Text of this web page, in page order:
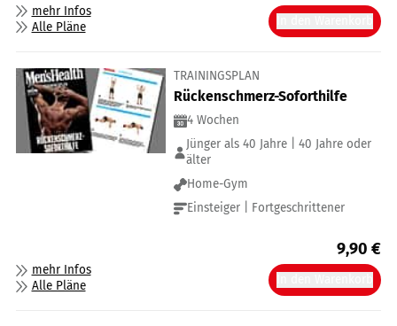
mehr Infos
Alle Pläne
TRAININGSPLAN
Rückenschmerz-Soforthilfe
4 Wochen
Jünger als 40 Jahre | 40 Jahre oder
älter
Home-Gym
Einsteiger | Fortgeschrittener
mehr Infos
Alle Pläne
9,90 €